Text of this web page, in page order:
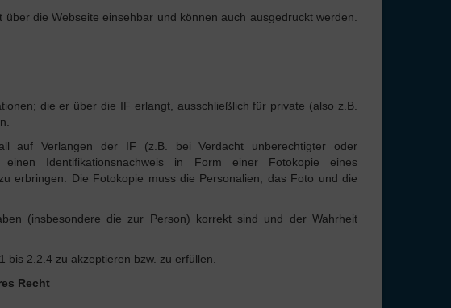
die Webseite einsehbar und können auch ausgedruckt werden.
die er über die IF erlangt, ausschließlich für private (also z.B.
auf Verlangen der IF (z.B. bei Verdacht unberechtigter oder
Identifikationsnachweis in Form einer Fotokopie eines
erbringen. Die Fotokopie muss die Personalien, das Foto und die
(insbesondere die zur Person) korrekt sind und der Wahrheit
2.2.4 zu akzeptieren bzw. zu erfüllen.
Recht